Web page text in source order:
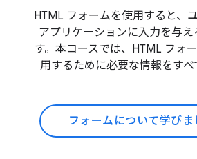
HTML フォームを使用すると、
アプリケーションに入力を与え
す。本コースでは、HTML フォ
用するために必要な情報をすべ
フォームについて学びま